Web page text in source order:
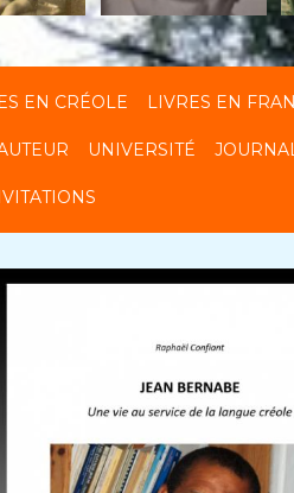
EN CRÉOLE LIVRES EN
UNIVERSITÉ